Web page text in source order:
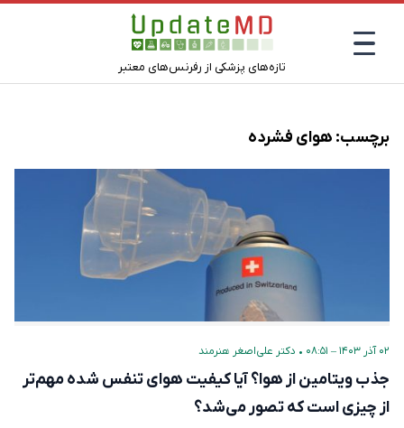
تازه‌های پزشکی از رفرنس‌های معتبر
برچسب: هوای فشرده
۰۲ آذر ۱۴۰۳ – ۰۸:۵۱ • دکتر علی‌اصغر هنرمند
جذب ویتامین از هوا؟ آیا کیفیت هوای تنفس شده مهم‌تر
از چیزی است که تصور می‌شد؟